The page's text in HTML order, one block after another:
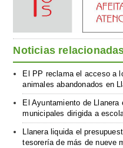
Noticias
El PP reclama el acceso a
animales abandonados en
El Ayuntamiento de
municipales dirigida a
Llanera liquida el
tesorería de más de nueve